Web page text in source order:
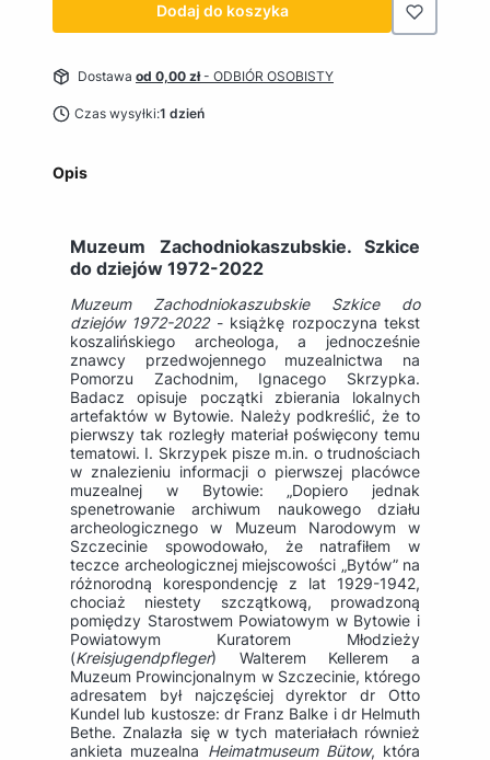
Dodaj do koszyka
Dostawa od 0,00 zł- ODBIÓR OSOBISTY
Czas wysyłki:1 dzień
Opis
Muzeum Zachodniokaszubskie. Szkice
do dziejów 1972-2022
Muzeum Zachodniokaszubskie Szkice do
dziejów 1972-2022 - książkę rozpoczyna tekst
koszalińskiego archeologa, a jednocześnie
znawcy przedwojennego muzealnictwa na
Pomorzu Zachodnim, Ignacego Skrzypka.
Badacz opisuje początki zbierania lokalnych
artefaktów w Bytowie. Należy podkreślić, że to
pierwszy tak rozległy materiał poświęcony temu
tematowi. I. Skrzypek pisze m.in. o trudnościach
w znalezieniu informacji o pierwszej placówce
muzealnej w Bytowie: „Dopiero jednak
spenetrowanie archiwum naukowego działu
archeologicznego w Muzeum Narodowym w
Szczecinie spowodowało, że natrafiłem w
teczce archeologicznej miejscowości „Bytów” na
różnorodną korespondencję z lat 1929-1942,
chociaż niestety szczątkową, prowadzoną
pomiędzy Starostwem Powiatowym w Bytowie i
Powiatowym Kuratorem Młodzieży
(Kreisjugendpfleger) Walterem Kellerem a
Muzeum Prowincjonalnym w Szczecinie, którego
adresatem był najczęściej dyrektor dr Otto
Kundel lub kustosze: dr Franz Balke i dr Helmuth
Bethe. Znalazła się w tych materiałach również
ankieta muzealna Heimatmuseum Bütow, która